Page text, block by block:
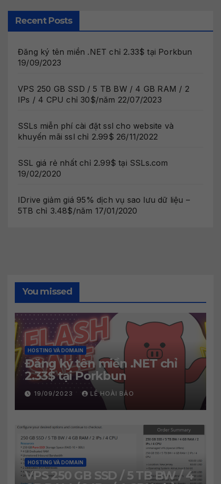
Recent Posts
Đăng ký tên miền .NET chỉ 2.33$ tại Porkbun
19/09/2023
VPS 250 GB SSD / 5 TB BW / 4 GB RAM / 2
IPs / 4 CPU chỉ 30$/năm 22/07/2023
SSLs miễn phí cài đặt ssl cho website và
khuyến mãi ssl chỉ 2.99$ 26/11/2022
SSL giá rẻ nhất chỉ 2.99$ tại SSLs.com
19/02/2020
IDrive giảm giá 95% dịch vụ sao lưu dữ liệu –
5TB chỉ 3.48$/năm 17/01/2020
You missed
HOSTING VÀ DOMAIN
Đăng ký tên miền .NET chỉ
2.33$ tại Porkbun
19/09/2023 LÊ HOÀI BẢO
HOSTING VÀ DOMAIN
VPS 250 GB SSD / 5 TB BW / 4